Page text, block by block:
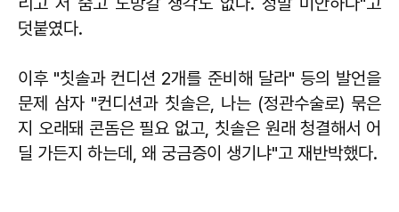
덧붙였다.
이후 "칫솔과 컨디션 2개를 준비해 달라" 등의 발언을
문제 삼자 "컨디션과 칫솔은, 나는 (정관수술로) 묶은
지 오래돼 콘돔은 필요 없고, 칫솔은 원래 청결해서 어
딜 가든지 하는데, 왜 궁금증이 생기냐"고 재반박했다.